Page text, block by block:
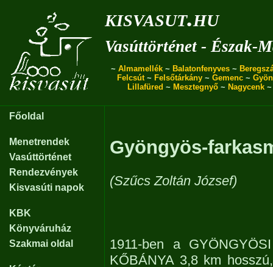
kisvasut.hu
Vasúttörténet - Észak-
~ Almamellék ~ Balatonfenyves ~
Felcsút~ Felsőtárkány ~ Gemenc ~
Lillafüred ~ Mesztegnyő~ Nagycenk
Főoldal
Menetrendek
Vasúttörténet
Rendezvények
Kisvasúti napok
KBK
Könyváruház
Szakmai oldal
Gyöngyös-
(Szűcs Zoltán József)
1911-ben a
KŐBÁNYA 3,8 km